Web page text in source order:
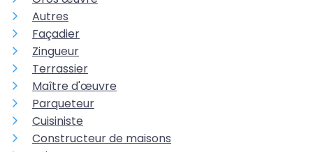
Autres
Façadier
Zingueur
Terrassier
Maître d'œuvre
Parqueteur
Cuisiniste
Constructeur de maisons